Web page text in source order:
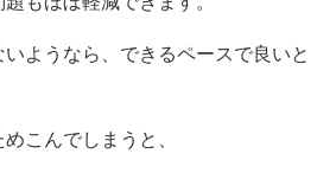
ようなら、できるペースで良いと
こんでしまうと、